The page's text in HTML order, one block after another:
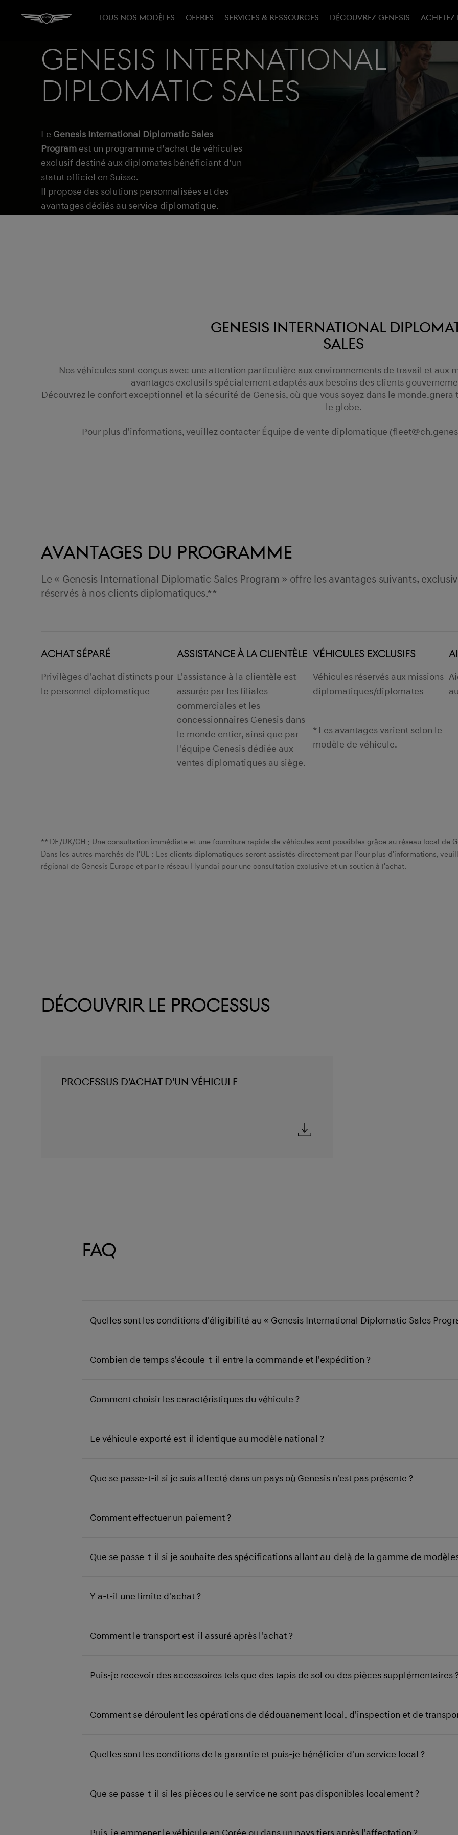
TOUS NOS MODÈLES OFFRES SERVICES & RESSOURCES DÉCOUVREZ GENESIS​ ACHETEZ
Genesis International
Diplomatic Sales
LeGenesis International Diplomatic Sales
Programest un programme d’achat de véhicules
exclusif destiné aux diplomates bénéficiant d’un
statut officiel en Suisse.
Il propose des solutions personnalisées et des
avantages dédiés au service diplomatique.
Genesis International
Sales
Nos véhicules sont conçus avec une attention particulière aux environnements de travail et aux
avantages exclusifs spécialement adaptés aux besoins des clients
Découvrez le confort exceptionnel et la sécurité de Genesis, où que vous soyez dans le
le globe.
Pour plus d'informations, veuillez contacter Équipe de vente diplomatique (
AVANTAGES DU PROGRAMME
Le « Genesis International Diplomatic Sales Program » offre les avantages suivants,
réservés à nos clients diplomatiques.**
ACHAT SÉPARÉ
Privilèges d'achat distincts pour
le personnel diplomatique
ASSISTANCE À LA CLIENTÈLE
L'assistance à la clientèle est
assurée par les filiales
commerciales et les
concessionnaires Genesis dans
le monde entier, ainsi que par
l'équipe Genesis dédiée aux
ventes diplomatiques au siège.
VÉHICULES EXCLUSIFS
Véhicules réservés aux missions
diplomatiques/diplomates
* Les avantages varient selon le
modèle de véhicule.
** DE/UK/CH : Une consultation immédiate et une fourniture rapide de véhicules sont possibles grâce au réseau local de
Dans les autres marchés de l'UE : Les clients diplomatiques seront assistés directement par Pour plus d'informations,
régional de Genesis Europe et par le réseau Hyundai pour une consultation exclusive et un soutien à l'achat.
Découvrir le processus
Processus d'achat d'un véhicule
FAQ
Quelles sont les conditions d'éligibilité au « Genesis International Diplomatic Sales
Combien de temps s'écoule-t-il entre la commande et l'expédition ?
Comment choisir les caractéristiques du véhicule ?
Le véhicule exporté est-il identique au modèle national ?
Que se passe-t-il si je suis affecté dans un pays où Genesis n'est pas présente ?
Comment effectuer un paiement ?
Que se passe-t-il si je souhaite des spécifications allant au-delà de la gamme de
Y a-t-il une limite d'achat ?
Comment le transport est-il assuré après l'achat ?
Puis-je recevoir des accessoires tels que des tapis de sol ou des pièces supplémentaires
Comment se déroulent les opérations de dédouanement local, d'inspection et de
Quelles sont les conditions de la garantie et puis-je bénéficier d'un service local ?
Que se passe-t-il si les pièces ou le service ne sont pas disponibles localement ?